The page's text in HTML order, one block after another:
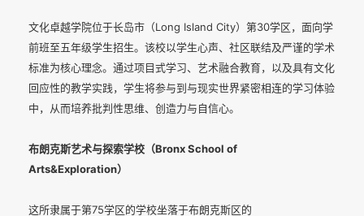
文化卓越学院位于长岛市（Long Island City）第30学区，面向学
前班至五年级学生招生。该校以学生心声、社区联结及严谨的学术
标准为核心理念。通过项目式学习、艺术融合教育，以及具有文化
回应性的教学实践，学生将参与到与现实世界紧密相连的学习体验
中，从而培养批判性思维、创造力与自信心。
布朗克斯艺术与探索学校（Bronx School of
Arts&Exploration）
这所隶属于第75学区的学校坐落于布朗克斯区的